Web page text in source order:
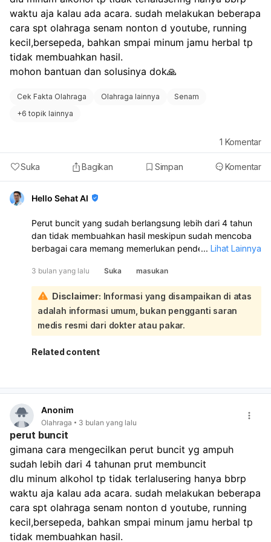
Anda merasa sangat terganggu, disarankan untuk
berkonsultasi dengan dokter atau ahli gizi untuk
mendapatkan saran yang lebih personal dan sesuai
dengan kondisi Anda.
waktu aja kalau ada acara. sudah melakukan beberapa
cara spt olahraga senam nonton d youtube, running
kecil,bersepeda, bahkan smpai minum jamu herbal tp
tidak membuahkan hasil.
mohon bantuan dan solusinya dok🙏
Cek Fakta Olahraga Olahraga lainnya
Senam
+6 topik lainnya
Suka Bagikan Simpan Komentar
1 Komentar
Hello Sehat AI
Perut buncit yang sudah berlangsung lebih dari 4 tahun
dan tidak membuahkan hasil meskipun sudah mencoba
berbagai cara memang memerlukan pendekatan yang
penumpukan lemak visceral yang membandel, yang tidak
hanya memengaruhi penampilan tetapi juga kesehatan:
Meskipun Anda sudah mencoba olahraga seperti senam,
lari, dan bersepeda, serta jamu herbal, kuncinya
seringkali terletak pada konsistensi, intensitas yang tepat,
dan kombinasi dengan pola makan yang benar. Beberapa
langkah yang bisa Anda pertimbangkan:
konsumsi alkohol (meskipun tidak sering, tetap
serat (dari buah, sayur, biji-bijian utuh), dan lemak
sehat (seperti alpukat, minyak zaitun). Mengunyah
makanan perlahan juga penting untuk pencernaan
yang lebih baik.
Variasi dan Intensitas Olahraga: Selain olahraga yang
sudah Anda lakukan, coba masukkan jenis olahraga
yang lebih efektif membakar lemak dan
mengencangkan otot inti, seperti:
HIIT (High Intensity Interval Training)
: Sangat efektif
meningkatkan metabolisme dan membakar lemak.
... Lihat Lainnya
3 bulan yang lalu Suka masukan
Disclaimer: Informasi yang disampaikan di atas
adalah informasi umum, bukan pengganti saran
medis resmi dari dokter atau pakar.
Related content
Anonim
Olahraga 3 bulan yang lalu
perut buncit
gimana cara mengecilkan perut buncit yg ampuh
sudah lebih dari 4 tahunan prut membuncit
dlu minum alkohol tp tidak terlalusering hanya bbrp
waktu aja kalau ada acara. sudah melakukan beberapa
cara spt olahraga senam nonton d youtube, running
kecil,bersepeda, bahkan smpai minum jamu herbal tp
tidak membuahkan hasil.